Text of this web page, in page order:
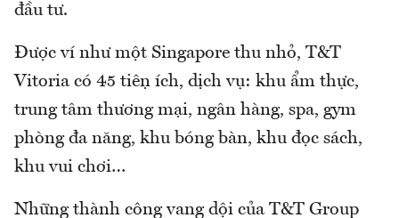
đầu tư.
Được ví như một Singapore thu nhỏ, T&T
Vitoria có 45 tiện ích, dịch vụ: khu ẩm thực,
trung tâm thương mại, ngân hàng, spa, gym
phòng đa năng, khu bóng bàn, khu đọc sách,
khu vui chơi…
Những thành công vang dội của T&T Group